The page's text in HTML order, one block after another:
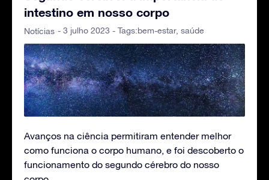
intestino em nosso corpo
Notícias - 3 julho 2023 - Tags:bem-estar, saúde
Avanços na ciência permitiram entender melhor
como funciona o corpo humano, e foi descoberto o
funcionamento do segundo cérebro do nosso